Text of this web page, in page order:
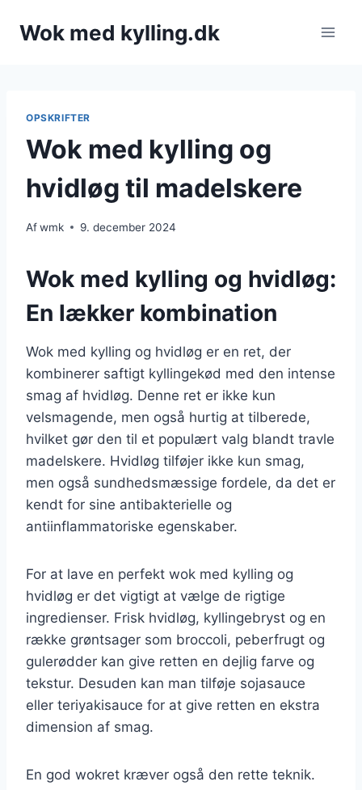
Wok med kylling.dk
OPSKRIFTER
Wok med kylling og
hvidløg til madelskere
Afwmk 9. december 2024
Wok med kylling og hvidløg:
En lækker kombination
Wok med kylling og hvidløg er en ret, der
kombinerer saftigt kyllingekød med den intense
smag af hvidløg. Denne ret er ikke kun
velsmagende, men også hurtig at tilberede,
hvilket gør den til et populært valg blandt travle
madelskere. Hvidløg tilføjer ikke kun smag,
men også sundhedsmæssige fordele, da det er
kendt for sine antibakterielle og
antiinflammatoriske egenskaber.
For at lave en perfekt wok med kylling og
hvidløg er det vigtigt at vælge de rigtige
ingredienser. Frisk hvidløg, kyllingebryst og en
række grøntsager som broccoli, peberfrugt og
gulerødder kan give retten en dejlig farve og
tekstur. Desuden kan man tilføje sojasauce
eller teriyakisauce for at give retten en ekstra
dimension af smag.
En god wokret kræver også den rette teknik.